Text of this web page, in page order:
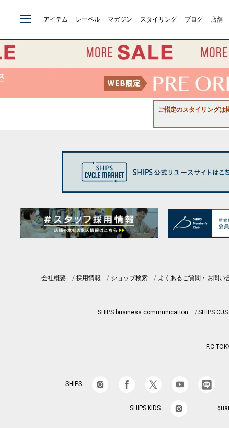
アイテム レーベル マガジン スタイリング ブログ 店舗
ご指定のスタイリングは
会社概要 採用情報 ショップ検索 よくあるご質問・お問い
SHIPS business communication SHIPS
SHIPS
SHIPS KIDS